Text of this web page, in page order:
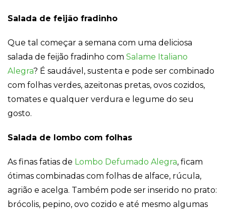
Salada de feijão fradinho
Que tal começar a semana com uma deliciosa
salada de feijão fradinho com Salame Italiano
Alegra? É saudável, sustenta e pode ser combinado
com folhas verdes, azeitonas pretas, ovos cozidos,
tomates e qualquer verdura e legume do seu
gosto.
Salada de lombo com folhas
As finas fatias de Lombo Defumado Alegra, ficam
ótimas combinadas com folhas de alface, rúcula,
agrião e acelga. Também pode ser inserido no prato:
brócolis, pepino, ovo cozido e até mesmo algumas
estrutura do site,
forma como o
site é utilizado.
Eu aceito os
nosso site tenha
possível
durante a sua
recusar estes
cookies,